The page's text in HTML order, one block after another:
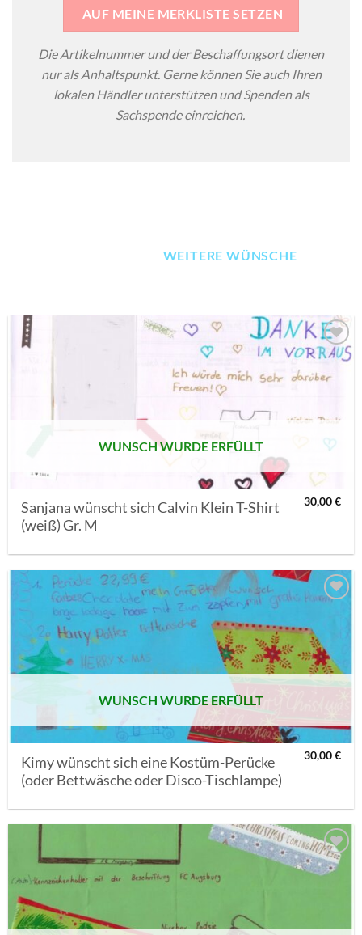
AUF MEINE MERKLISTE SETZEN
Die Artikelnummer und der Beschaffungsort dienen
nur als Anhaltspunkt. Gerne können Sie auch Ihren
lokalen Händler unterstützen und Spenden als
Sachspende einreichen.
WEITERE WÜNSCHE
AUF MEINE
MERKLISTE
WUNSCH WURDE ERFÜLLT
Sanjana wünscht sich Calvin Klein T-Shirt
(weiß) Gr. M
30,00€
AUF MEINE
MERKLISTE
SETZEN
WUNSCH WURDE ERFÜLLT
Kimy wünscht sich eine Kostüm-Perücke
(oder Bettwäsche oder Disco-Tischlampe)
30,00€
AUF MEINE